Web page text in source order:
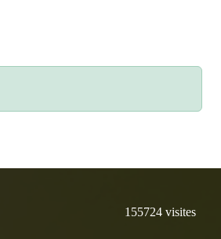
155724 visites